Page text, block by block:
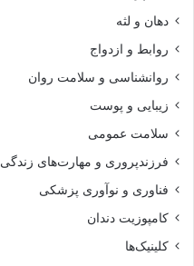
دهان و لثه
روابط و ازدواج
روانشناسی و سلامت روان
زیبایی و پوست
سلامت عمومی
فرزندپروری و مهارت‌های زندگی
فناوری و نوآوری پزشکی
کامپوزیت دندان
کلینیک‌ها